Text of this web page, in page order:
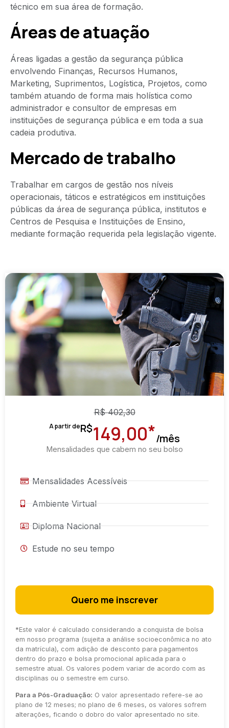
técnico em sua área de formação.
Áreas de atuação
Áreas ligadas a gestão da segurança pública
envolvendo Finanças, Recursos Humanos,
Marketing, Suprimentos, Logística, Projetos, como
também atuando de forma mais holística como
administrador e consultor de empresas em
instituições de segurança pública e em toda a sua
cadeia produtiva.
Mercado de trabalho
Trabalhar em cargos de gestão nos níveis
operacionais, táticos e estratégicos em instituições
públicas da área de segurança pública, institutos e
Centros de Pesquisa e Instituições de Ensino,
mediante formação requerida pela legislação vigente.
R$402,30
A partir deR$149,00*/mês
Mensalidades que cabem no seu bolso
Mensalidades Acessíveis
Ambiente Virtual
Diploma Nacional
Estude no seu tempo
Quero me inscrever
*Este valor é calculado considerando a conquista de bolsa
em nosso programa (sujeita a análise socioeconômica no ato
da matrícula), com adição de desconto para pagamentos
dentro do prazo e bolsa promocional aplicada para o
semestre atual. Os valores podem variar de acordo com as
disciplinas ou o semestre em curso.
Para a Pós-Graduação: O valor apresentado refere-se ao
plano de 12 meses; no plano de 6 meses, os valores sofrem
alterações, ficando o dobro do valor apresentado no site.